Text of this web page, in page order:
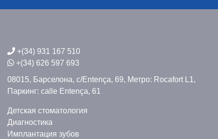
+(34) 931 167 510
+(34) 626 597 693
08015, Барселона, c/Entença, 69, Метро: Rocafort L1,
Паркинг: calle Entença, 61
Детская стоматология
Диагностика
Имплантация зубов